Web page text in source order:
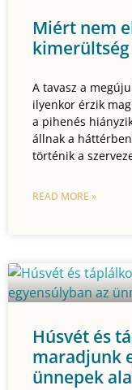
Miért nem
A tavasz a
ilyenkor érzik
a pihenés
állnak a
történik a
READ MORE »
Húsvét és
maradjunk
ünnepek